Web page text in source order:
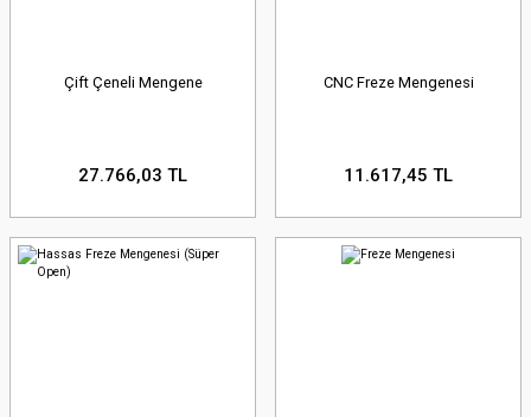
Çift Çeneli Mengene
27.766,03 TL
CNC Freze Mengenesi
11.617,45 TL